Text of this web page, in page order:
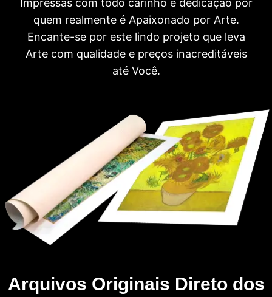
Impressas com todo carinho e dedicação por
quem realmente é Apaixonado por Arte.
Encante-se por este lindo projeto que leva
Arte com qualidade e preços inacreditáveis
até Você.
Arquivos Originais Direto dos